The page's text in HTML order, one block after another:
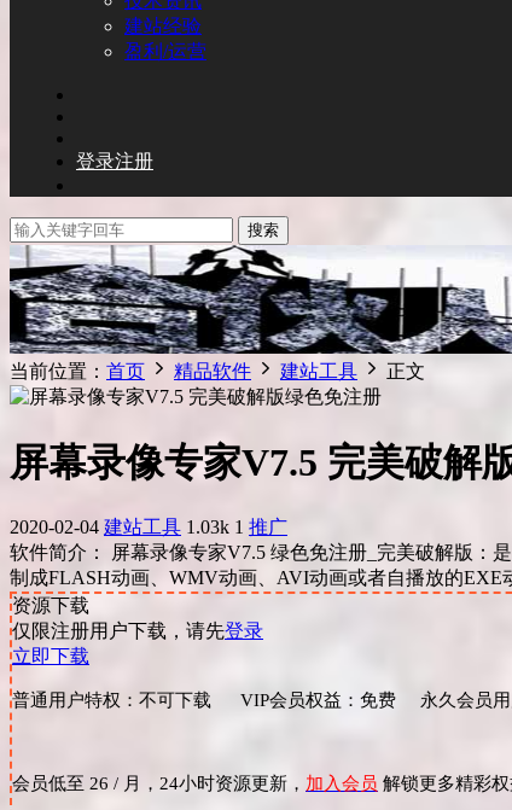
建站经验
盈利/运营
登录注册
搜索
当前位置： 首页 精品软件 建站工具 正文
屏幕录像专家V7.5 完美破解
2020-02-04 建站工具 1.03k 1 推广
软件简介： 屏幕录像专家V7.5 绿色免注册_完美破解版：
制成FLASH动画、WMV动画、AVI动画或者自播放的EXE
资源下载
仅限注册用户下载，请先登录
立即下载
普通用户特权：不可下载 VIP会员权益：免费 永久会员用
会员低至 26 / 月，24小时资源更新， 加入会员 解锁更多精彩权